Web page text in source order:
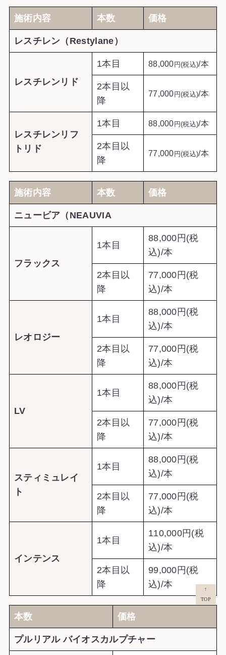
施術内容 本数 価格
レスチレン（Restylane）
レスチレンリド
1本目 88,000円(税込)/本
2本目以
降
77,000円(税込)/本
レスチレンリフ
トリド
1本目 88,000円(税込)/本
2本目以
降
77,000円(税込)/本
施術内容 本数 価格
ニュービア（NEAUVIA
フラックス
1本目
88,000円(税
込)/本
2本目以
降
77,000円(税
込)/本
レオロジー
1本目
88,000円(税
込)/本
2本目以
降
77,000円(税
込)/本
LV
1本目
88,000円(税
込)/本
2本目以
降
77,000円(税
込)/本
スティミュレイ
ト
1本目
88,000円(税
込)/本
2本目以
降
77,000円(税
込)/本
インテンス
1本目
110,000円(税
込)/本
2本目以
降
99,000円(税
込)/本
本数 価格
プルリアル バイオスカルプチャー
↑
TOP